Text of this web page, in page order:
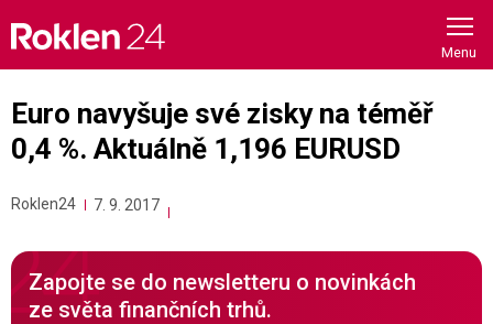
content
Euro navyšuje své zisky na téměř
0,4 %. Aktuálně 1,196 EURUSD
Roklen24 7. 9. 2017
Zapojte se do newsletteru o novinkách
ze světa finančních trhů.